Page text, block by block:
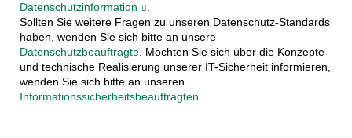
Datenschutzinformation
.
Sollten Sie weitere Fragen zu unseren Datenschutz-Standards
haben, wenden Sie sich bitte an unsere
Datenschutzbeauftragte. Möchten Sie sich über die Konzepte
und technische Realisierung unserer IT-Sicherheit informieren,
wenden Sie sich bitte an unseren
Informationssicherheitsbeauftragten.